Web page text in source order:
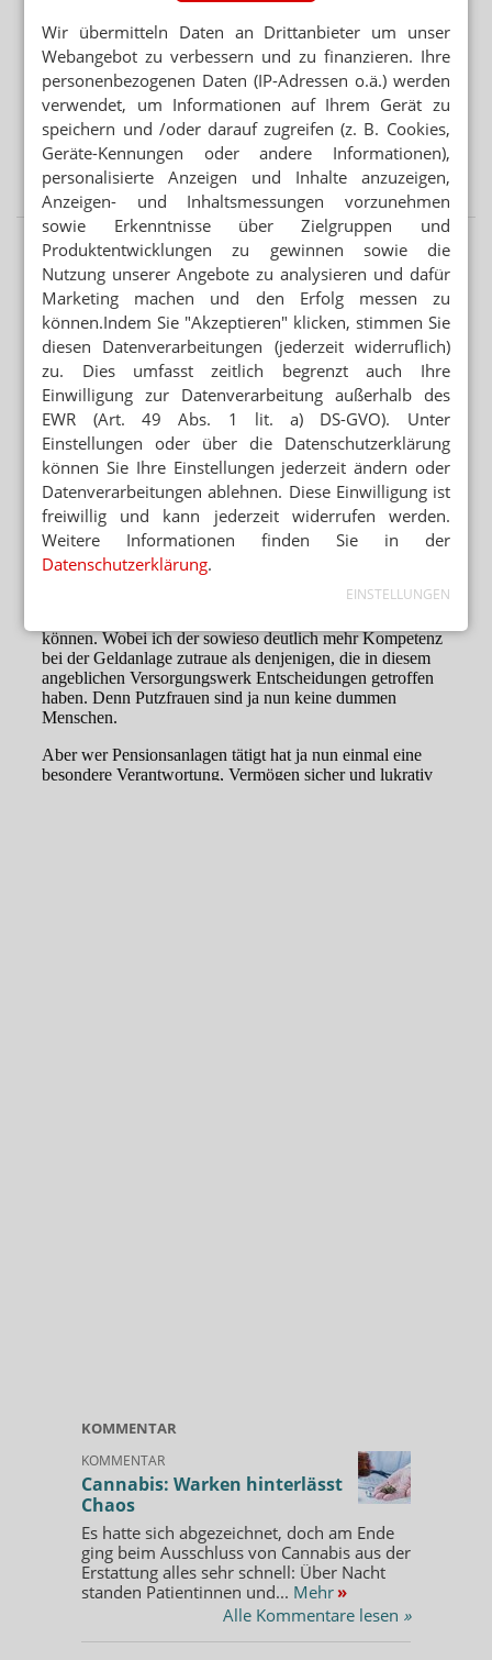
Wir übermitteln Daten an Drittanbieter um unser
Webangebot zu verbessern und zu finanzieren. Ihre
personenbezogenen Daten (IP-Adressen o.ä.) werden
verwendet, um Informationen auf Ihrem Gerät zu
speichern und /oder darauf zugreifen (z. B. Cookies,
Geräte-Kennungen oder andere Informationen),
personalisierte Anzeigen und Inhalte anzuzeigen,
Anzeigen- und Inhaltsmessungen vorzunehmen
sowie Erkenntnisse über Zielgruppen und
Produktentwicklungen zu gewinnen sowie die
Nutzung unserer Angebote zu analysieren und dafür
Marketing machen und den Erfolg messen zu
können.Indem Sie "Akzeptieren" klicken, stimmen Sie
diesen Datenverarbeitungen (jederzeit widerruflich)
zu. Dies umfasst zeitlich begrenzt auch Ihre
Einwilligung zur Datenverarbeitung außerhalb des
EWR (Art. 49 Abs. 1 lit. a) DS-GVO). Unter
Einstellungen oder über die Datenschutzerklärung
können Sie Ihre Einstellungen jederzeit ändern oder
Datenverarbeitungen ablehnen. Diese Einwilligung ist
freiwillig und kann jederzeit widerrufen werden.
Weitere Informationen finden Sie in der
Datenschutzerklärung.
EINSTELLUNGEN
STREICHUNG VON ZUSCHLÄGEN
GKV-Sparpaket: Deutliche Honorareinbußen bei Ärzten
„ZUNEHMENDE BEREITSCHAFT, SELBST ZU ZAHLEN“
Ab BMI von 35: Lilly-Chef fordert Erstattung von
Mounjaro
KOMMENTAR
KOMMENTAR
Cannabis: Warken hinterlässt
Chaos
Es hatte sich abgezeichnet, doch am Ende
ging beim Ausschluss von Cannabis aus der
Erstattung alles sehr schnell: Über Nacht
standen Patientinnen und... Mehr »
Alle Kommentare lesen »